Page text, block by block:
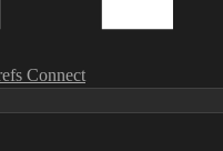
Connect